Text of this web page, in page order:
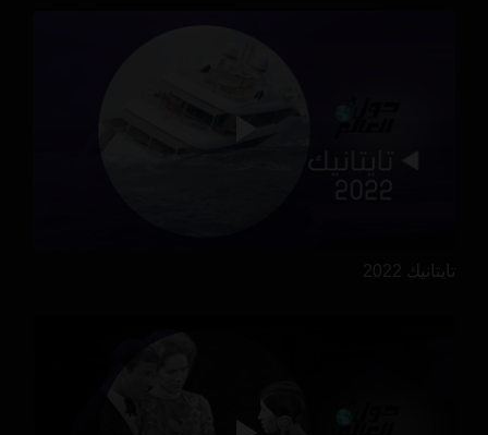
تايتانيك 2022